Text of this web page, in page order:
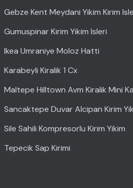
Gebze Kent Meydani Yikim Kirim
Gumuspinar Kirim Yikim Isleri
Ikea Umraniye Moloz Hatti
Karabeyli Kiralik 1 Cx
Maltepe Hilltown Avm Kiralik Mini
Sancaktepe Duvar Alcipan Kirim
Sile Sahili Kompresorlu Kirim Yikim
Tepecik Sap Kirimi